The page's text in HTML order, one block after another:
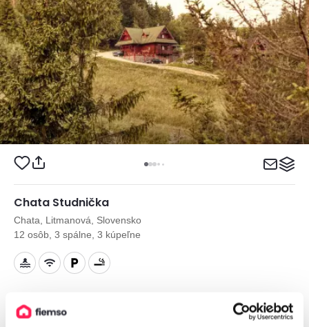
Chata Studnička
Chata, Litmanová, Slovensko
12 osôb, 3 spálne, 3 kúpeľne
od